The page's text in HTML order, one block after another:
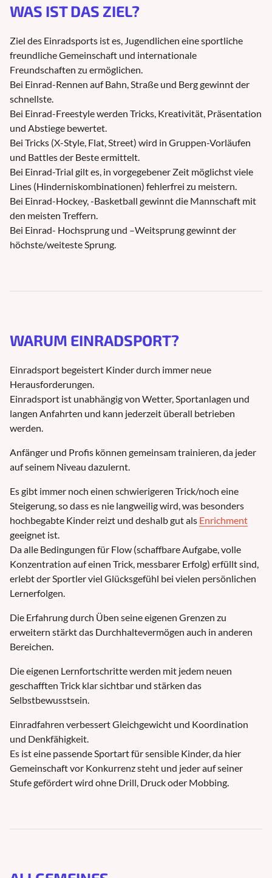
WAS IST DAS ZIEL?
Ziel des Einradsports ist es, Jugendlichen eine sportliche
freundliche Gemeinschaft und internationale
Freundschaften zu ermöglichen.
Bei Einrad-Rennen auf Bahn, Straße und Berg gewinnt der
schnellste.
Bei Einrad-Freestyle werden Tricks, Kreativität, Präsentation
und Abstiege bewertet.
Bei Tricks (X-Style, Flat, Street) wird in Gruppen-Vorläufen
und Battles der Beste ermittelt.
Bei Einrad-Trial gilt es, in vorgegebener Zeit möglichst viele
Lines (Hinderniskombinationen) fehlerfrei zu meistern.
Bei Einrad-Hockey, -Basketball gewinnt die Mannschaft mit
den meisten Treffern.
Bei Einrad- Hochsprung und –Weitsprung gewinnt der
höchste/weiteste Sprung.
WARUM EINRADSPORT?
Einradsport begeistert Kinder durch immer neue
Herausforderungen.
Einradsport ist unabhängig von Wetter, Sportanlagen und
langen Anfahrten und kann jederzeit überall betrieben
werden.
Anfänger und Profis können gemeinsam trainieren, da jeder
auf seinem Niveau dazulernt.
Es gibt immer noch einen schwierigeren Trick/noch eine
Steigerung, so dass es nie langweilig wird, was besonders
hochbegabte Kinder reizt und deshalb gut als Enrichment
geeignet ist.
Da alle Bedingungen für Flow (schaffbare Aufgabe, volle
Konzentration auf einen Trick, messbarer Erfolg) erfüllt sind,
erlebt der Sportler viel Glücksgefühl bei vielen persönlichen
Lernerfolgen.
Die Erfahrung durch Üben seine eigenen Grenzen zu
erweitern stärkt das Durchhaltevermögen auch in anderen
Bereichen.
Die eigenen Lernfortschritte werden mit jedem neuen
geschafften Trick klar sichtbar und stärken das
Selbstbewusstsein.
Einradfahren verbessert Gleichgewicht und Koordination
und Denkfähigkeit.
Es ist eine passende Sportart für sensible Kinder, da hier
Gemeinschaft vor Konkurrenz steht und jeder auf seiner
Stufe gefördert wird ohne Drill, Druck oder Mobbing.